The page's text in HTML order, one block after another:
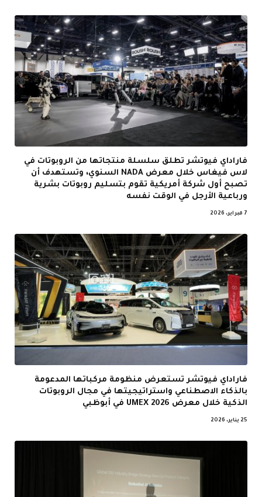
فاراداي فيوتشر تطلق سلسلة منتجاتها من الروبوتات في
لاس فيغاس خلال معرض NADA السنوي، وتستهدف أن
تصبح أول شركة أمريكية تقوم بتسليم روبوتات بشرية
ورباعية الأرجل في الوقت نفسه
7 فبراير، 2026
فاراداي فيوتشر تستعرض منظومة مركباتها المدعومة
بالذكاء الاصطناعي واستراتيجيتها في مجال الروبوتات
الذكية خلال معرض UMEX 2026 في أبوظبي
25 يناير، 2026